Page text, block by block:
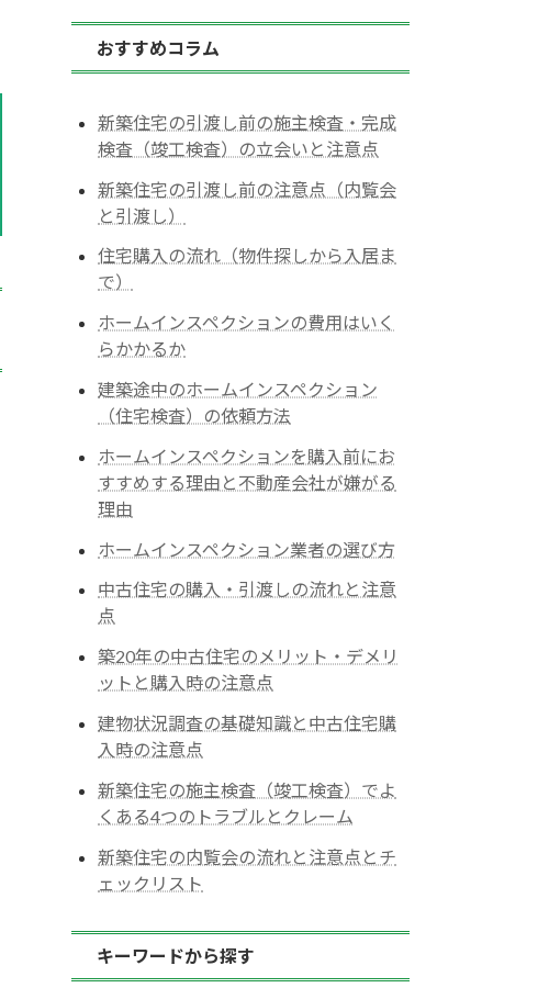
おすすめコラム
新築住宅の引渡し前の施主検査・完成
検査（竣工検査）の立会いと注意点
新築住宅の引渡し前の注意点（内覧会
と引渡し）
住宅購入の流れ（物件探しから入居ま
で）
ホームインスペクションの費用はいく
らかかるか
建築途中のホームインスペクション
（住宅検査）の依頼方法
ホームインスペクションを購入前にお
すすめする理由と不動産会社が嫌がる
理由
ホームインスペクション業者の選び方
中古住宅の購入・引渡しの流れと注意
点
築20年の中古住宅のメリット・デメリ
ットと購入時の注意点
建物状況調査の基礎知識と中古住宅購
入時の注意点
新築住宅の施主検査（竣工検査）でよ
くある4つのトラブルとクレーム
新築住宅の内覧会の流れと注意点とチ
ェックリスト
キーワードから探す